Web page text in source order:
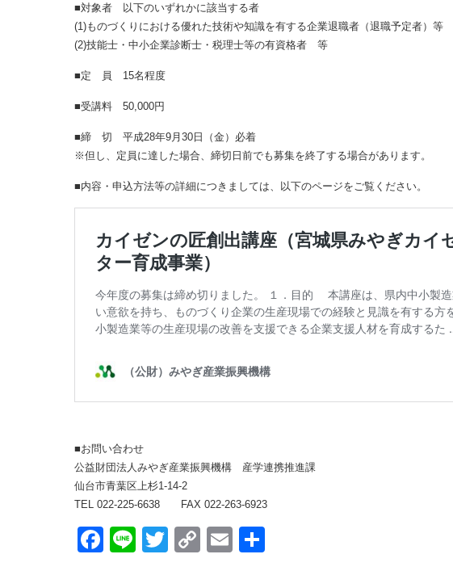
■対象者 以下のいずれかに該当する者
(1)ものづくりにおける優れた技術や知識を有する企業退職者（退職予定者）等
(2)技能士・中小企業診断士・税理士等の有資格者 等
■定 員 15名程度
■受講料 50,000円
■締 切 平成28年9月30日（金）必着
※但し、定員に達した場合、締切日前でも募集を終了する場合があります。
■内容・申込方法等の詳細につきましては、以下のページをご覧ください。
■お問い合わせ
公益財団法人みやぎ産業振興機構 産学連携推進課
仙台市青葉区上杉1-14-2
TEL 022-225-6638 FAX 022-263-6923
Face Line Twitt Copy Emai